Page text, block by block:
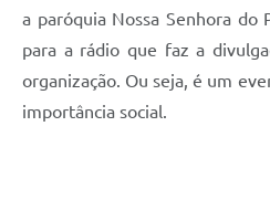
a paróquia Nossa Senhora do
para a rádio que faz a
organização. Ou seja, é um
importância social.